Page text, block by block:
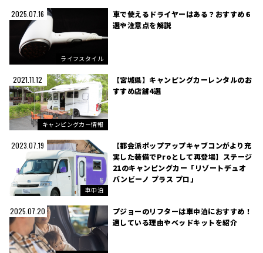
2025.07.16
ライフスタイル
車で使えるドライヤーはある？おすすめ６
選や注意点を解説
2021.11.12
キャンピングカー情報
【宮城県】キャンピングカーレンタルのお
すすめ店舗4選
2023.07.19
車中泊
【都会派ポップアップキャブコンがより充
実した装備でProとして再登場】ステージ
21のキャンピングカー「リゾートデュオ
バンビーノ プラス プロ」
2025.07.20
プジョーのリフターは車中泊におすすめ！
適している理由やベッドキットを紹介